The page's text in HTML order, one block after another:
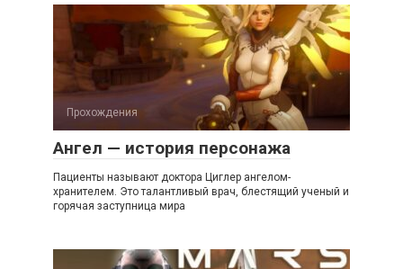
Прохождения
Ангел — история персонажа
Пациенты называют доктора Циглер ангелом-
хранителем. Это талантливый врач, блестящий ученый и
горячая заступница мира